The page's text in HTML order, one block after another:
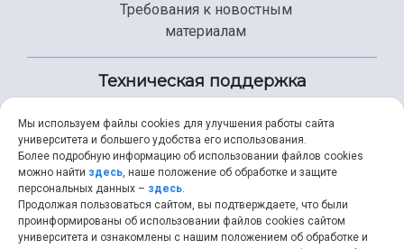
Требования к новостным
материалам
Техническая поддержка
+7 (846) 267-49-99
help@ssau.ru
Мы используем файлы cookies для улучшения работы сайта
университета и большего удобства его использования.
Более подробную информацию об использовании файлов cookies
можно найти здесь, наше положение об обработке и защите
персональных данных – здесь.
Продолжая пользоваться сайтом, вы подтверждаете, что были
проинформированы об использовании файлов cookies сайтом
университета и ознакомлены с нашим положением об обработке и